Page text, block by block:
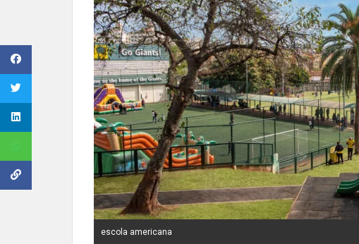
escola americana